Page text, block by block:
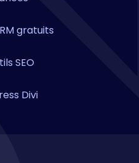
gratuits
SEO
Divi